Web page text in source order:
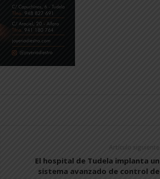
Artículo siguiente
El hospital de Tudela implanta un
sistema avanzado de control de